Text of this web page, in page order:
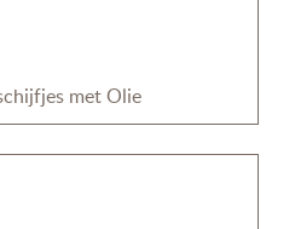
met Olie